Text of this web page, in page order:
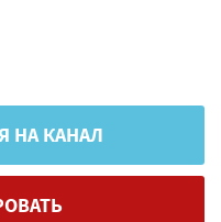
НА КАНАЛ